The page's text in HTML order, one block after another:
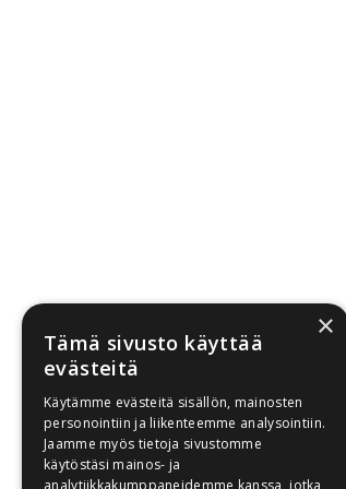
×
Tämä sivusto käyttää
evästeitä
Käytämme evästeitä sisällön, mainosten
personointiin ja liikenteemme analysointiin.
Jaamme myös tietoja sivustomme
käytöstäsi mainos- ja
analytiikkakumppaneidemme kanssa, jotka